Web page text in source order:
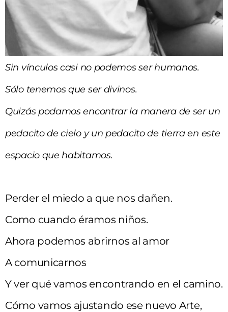
Sin vínculos casi no podemos ser humanos.
Sólo tenemos que ser divinos.
Quizás podamos encontrar la manera de ser un
pedacito de cielo y un pedacito de tierra en este
espacio que habitamos.
Perder el miedo a que nos dañen.
Como cuando éramos niños.
Ahora podemos abrirnos al amor
A comunicarnos
Y ver qué vamos encontrando en el camino.
Cómo vamos ajustando ese nuevo Arte,